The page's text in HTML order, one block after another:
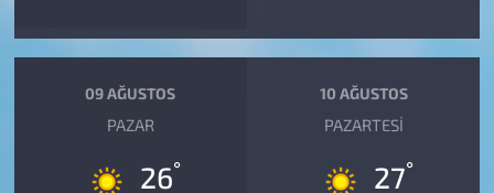
09 AĞUSTOS
PAZAR
26°
10 AĞUSTOS
PAZARTESI
27°